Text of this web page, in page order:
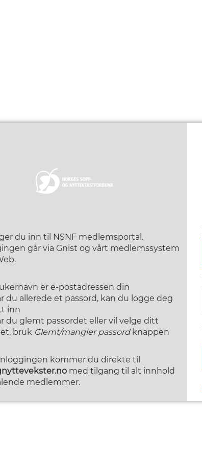
du inn til NSNF medlemsportal.
går via Gnist og vårt medlemssystem
er e-postadressen din
du allerede et passord, kan du logge deg
inn
du glemt passordet eller vil velge ditt
bruk Glemt/mangler passordknappen
kommer du direkte til
med tilgang til alt innhold
medlemmer.